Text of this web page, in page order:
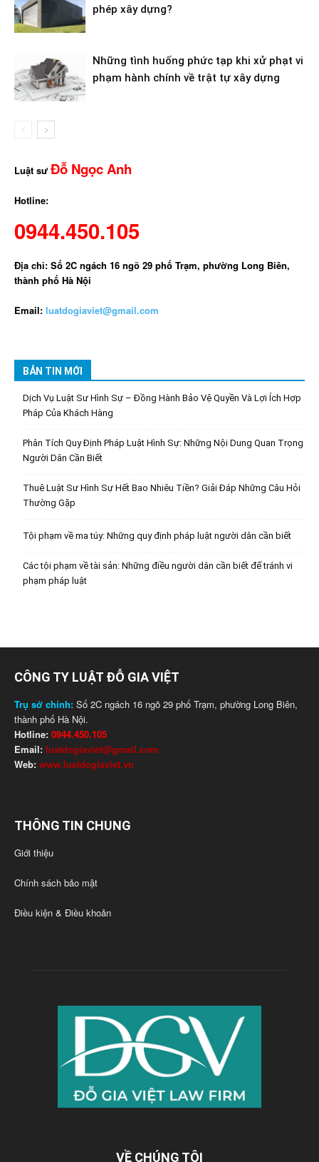
phép xây dựng?
Những tình huống phức tạp khi xử phạt vi
phạm hành chính về trật tự xây dựng
Luật sưĐỗ Ngọc Anh
Hotline:
0944.450.105
Địa chỉ: Số 2C ngách 16 ngõ 29 phố Trạm, phường Long Biên,
thành phố Hà Nội
Email: luatdogiaviet@gmail.com
BẢN TIN MỚI
Dịch Vụ Luật Sư Hình Sự – Đồng Hành Bảo Vệ Quyền Và Lợi Ích Hợp
Pháp Của Khách Hàng
Phân Tích Quy Định Pháp Luật Hình Sự: Những Nội Dung Quan Trọng
Người Dân Cần Biết
Thuê Luật Sư Hình Sự Hết Bao Nhiêu Tiền? Giải Đáp Những Câu Hỏi
Thường Gặp
Tội phạm về ma túy: Những quy định pháp luật người dân cần biết
Các tội phạm về tài sản: Những điều người dân cần biết để tránh vi
phạm pháp luật
CÔNG TY LUẬT ĐỖ GIA VIỆT
Trụ sở chính: Số 2C ngách 16 ngõ 29 phố Trạm, phường Long Biên,
thành phố Hà Nội.
Hotline: 0944.450.105
Email: luatdogiaviet@gmail.com
Web: www.luatdogiaviet.vn
THÔNG TIN CHUNG
Giới thiệu
Chính sách bảo mật
Điều kiện & Điều khoản
VỀ CHÚNG TÔI